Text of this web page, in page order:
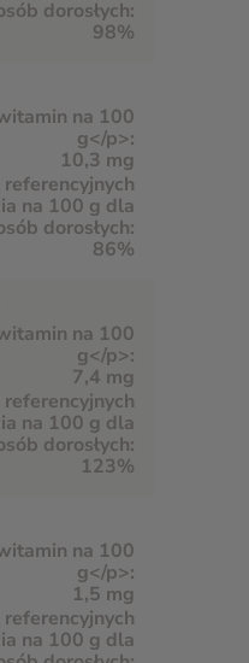
98%
10,3 mg
86%
7,4 mg
123%
1,5 mg